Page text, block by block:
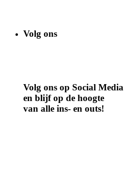
Volg ons
Volg ons op Social Media
en blijf op de hoogte
van alle ins- en outs!